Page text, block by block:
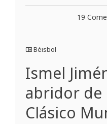
19
Béisbol
Ismel
abridor de
Clásico